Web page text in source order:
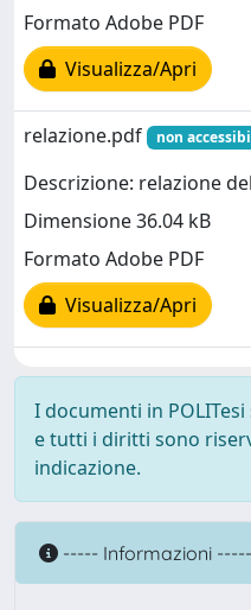
Formato Adobe PDF
Visualizza/Apri
relazione.pdf non
Descrizione: relazione
Dimensione 36.04 kB
Formato Adobe PDF
Visualizza/Apri
I documenti in
e tutti i diritti sono
indicazione.
----- Informazioni -----